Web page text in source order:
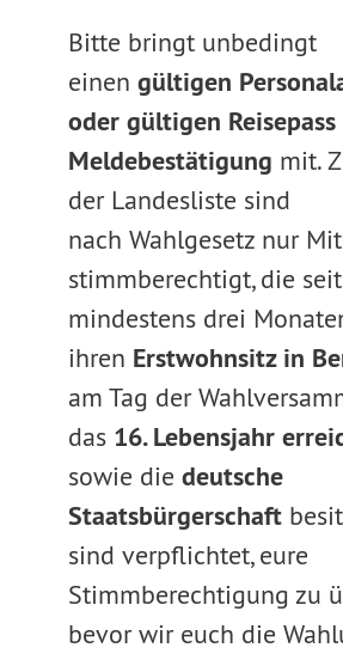
Bitte bringt unbedingt
einen gültigen
oder gültigen
Meldebestätigung mit.
der Landesliste sind
nach Wahlgesetz nur
stimmberechtigt, die seit
mindestens drei
ihren Erstwohnsitz in
am Tag der
das 16. Lebensjahr
sowie die deutsche
Staatsbürgerschaft
sind verpflichtet, eure
Stimmberechtigung zu
bevor wir euch die